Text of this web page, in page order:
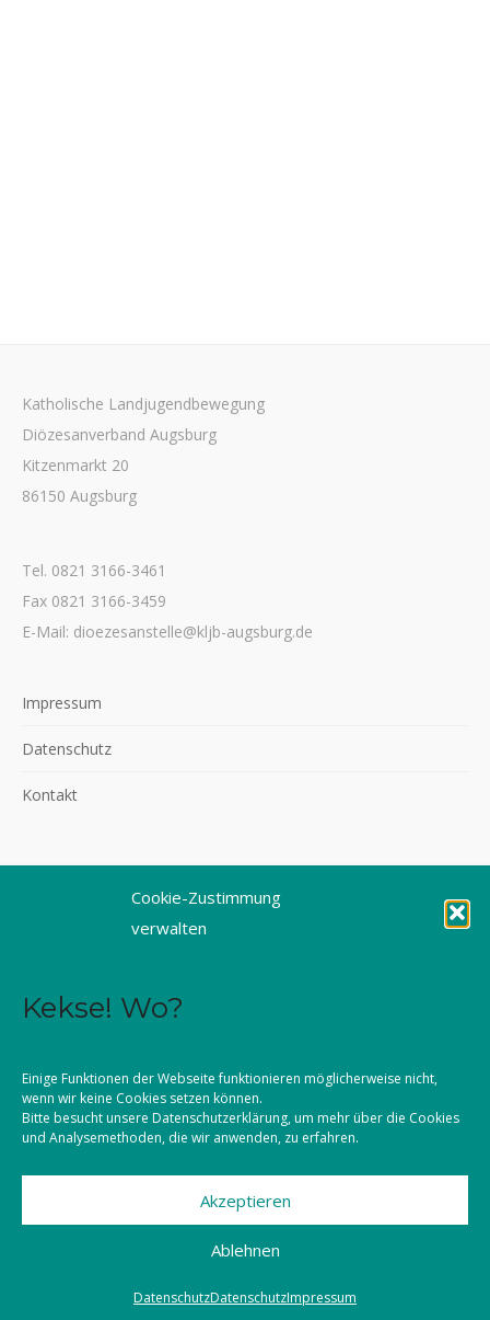
Cookie-Zustimmung
verwalten
Kekse! Wo?
Einige Funktionen der Webseite funktionieren möglicherweise nicht,
wenn wir keine Cookies setzen können.
Bitte besucht unsere Datenschutzerklärung, um mehr über die Cookies
und Analysemethoden, die wir anwenden, zu erfahren.
Akzeptieren
Ablehnen
DatenschutzDatenschutzImpressum
Katholische Landjugendbewegung
Diözesanverband Augsburg
Kitzenmarkt 20
86150 Augsburg
Tel. 0821 3166-3461
Fax 0821 3166-3459
E-Mail: dioezesanstelle@kljb-augsburg.de
Impressum
Datenschutz
Kontakt
©2026 KLJB Augsburg